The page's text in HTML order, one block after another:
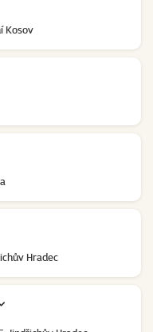
Kosov
Hradec